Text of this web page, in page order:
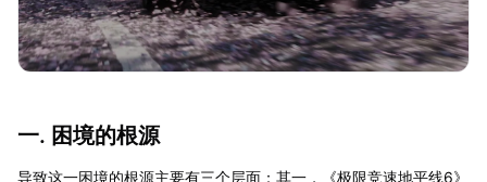
一. 困境的根源
导致这一困境的根源主要有三个层面：其一，《极限竞速地平线6》